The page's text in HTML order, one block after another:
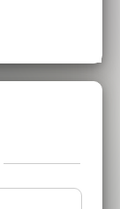
conte de
rusé qui
et ses
Son
Carabas"